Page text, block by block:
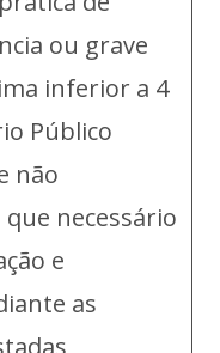
ou grave
inferior a 4
Público
não
necessário
e
as